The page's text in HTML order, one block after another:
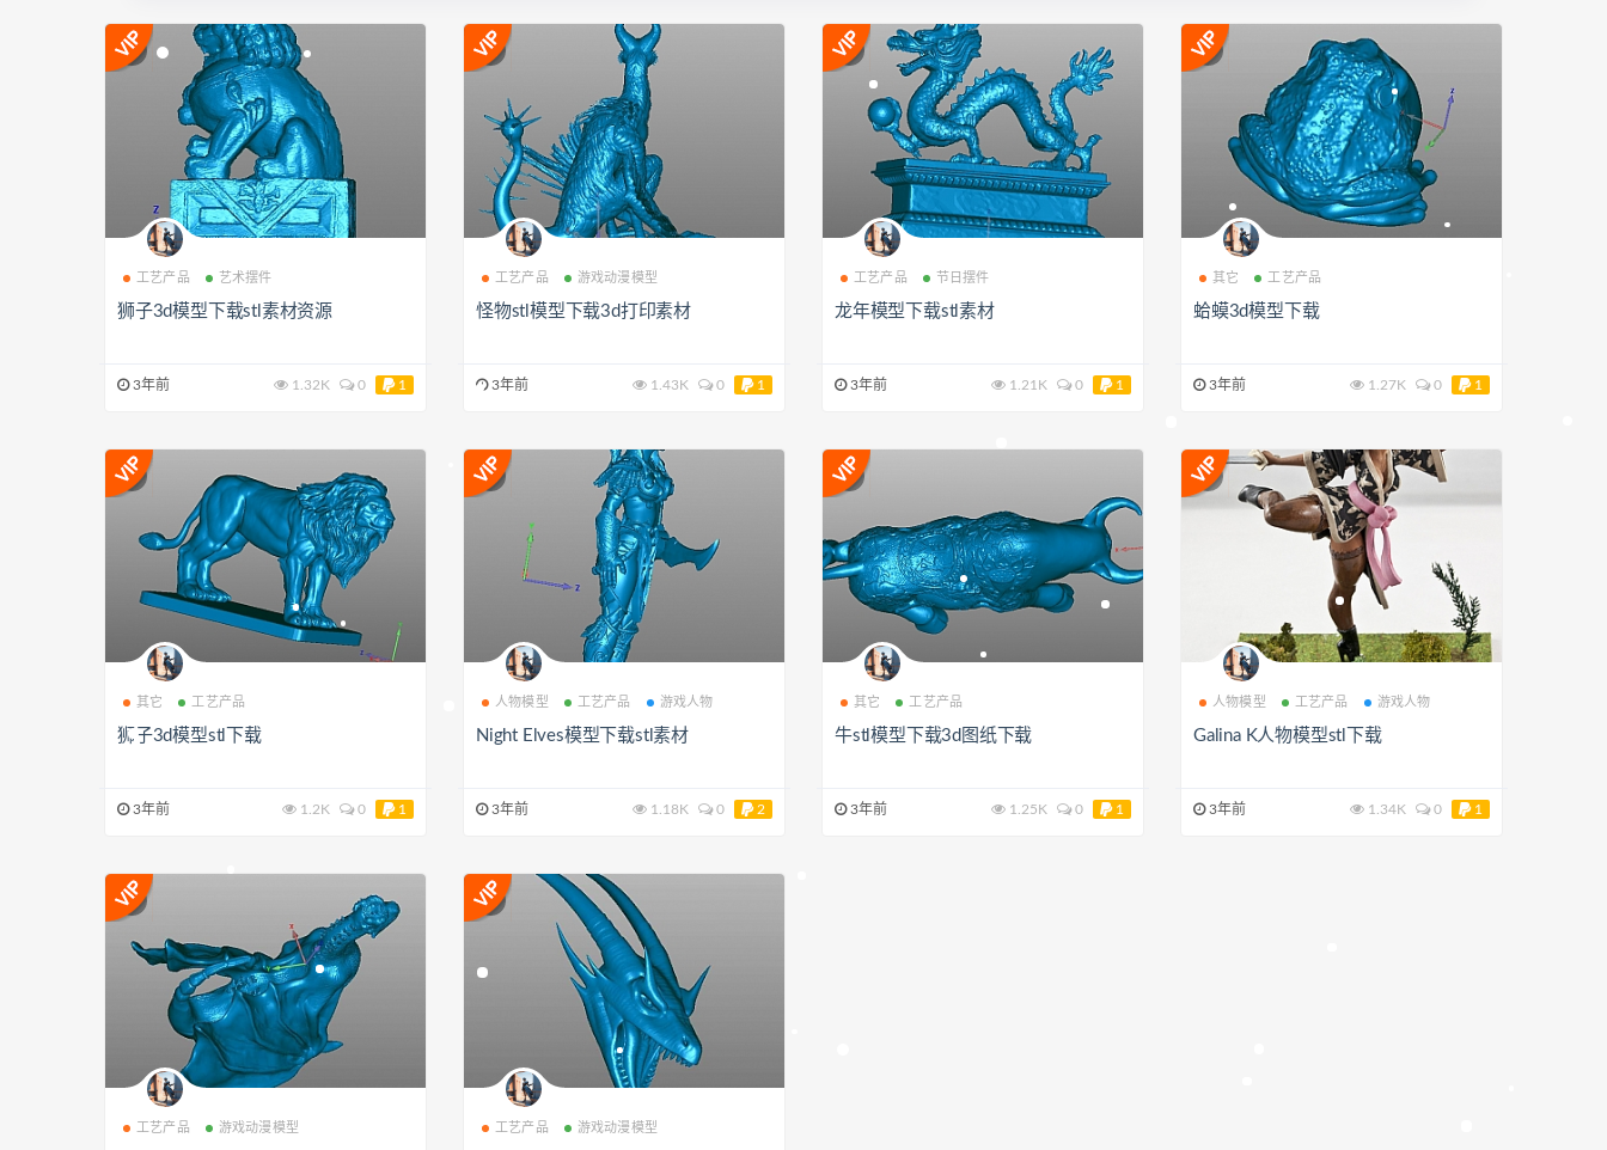
工艺产品 艺术摆件
狮子3d模型下载stl素材资源
3年前 1.32K 0 1
工艺产品 游戏动漫模型
怪物stl模型下载3d打印素材
3年前 1.43K 0 1
工艺产品 节日摆件
龙年模型下载stl素材
3年前 1.21K 0 1
其它 工艺产品
蛤蟆3d模型下载
3年前 1.27K 0 1
其它 工艺产品
狮子3d模型stl下载
3年前 1.2K 0 1
人物模型 工艺产品 游戏人物
Night Elves模型下载stl素材
3年前 1.18K 0 2
其它 工艺产品
牛stl模型下载3d图纸下载
3年前 1.25K 0 1
人物模型 工艺产品 游戏人物
Galina K人物模型stl下载
3年前 1.34K 0 1
工艺产品 游戏动漫模型 工艺产品 游戏动漫模型